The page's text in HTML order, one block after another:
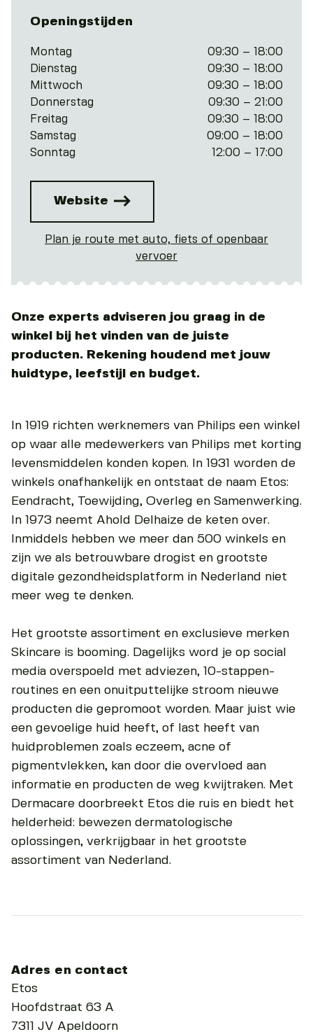
Openingstijden
Montag
09:30 – 18:00
Dienstag
09:30 – 18:00
Mittwoch
09:30 – 18:00
Donnerstag
09:30 – 21:00
Freitag
09:30 – 18:00
Samstag
09:00 – 18:00
Sonntag
12:00 – 17:00
Website
Plan je route met auto, fiets of openbaar
vervoer
Onze experts adviseren jou graag in de
winkel bij het vinden van de juiste
producten. Rekening houdend met jouw
huidtype, leefstijl en budget.
In 1919 richten werknemers van Philips een winkel
op waar alle medewerkers van Philips met korting
levensmiddelen konden kopen. In 1931 worden de
winkels onafhankelijk en ontstaat de naam Etos:
Eendracht, Toewijding, Overleg en Samenwerking.
In 1973 neemt Ahold Delhaize de keten over.
Inmiddels hebben we meer dan 500 winkels en
zijn we als betrouwbare drogist en grootste
digitale gezondheidsplatform in Nederland niet
meer weg te denken.
Het grootste assortiment en exclusieve merken
Skincare is booming. Dagelijks word je op social
media overspoeld met adviezen, 10-stappen-
routines en een onuitputtelijke stroom nieuwe
producten die gepromoot worden. Maar juist wie
een gevoelige huid heeft, of last heeft van
huidproblemen zoals eczeem, acne of
pigmentvlekken, kan door die overvloed aan
informatie en producten de weg kwijtraken. Met
Dermacare doorbreekt Etos die ruis en biedt het
helderheid: bewezen dermatologische
oplossingen, verkrijgbaar in het grootste
assortiment van Nederland.
Adres en contact
Etos
Hoofdstraat 63 A
7311 JV Apeldoorn